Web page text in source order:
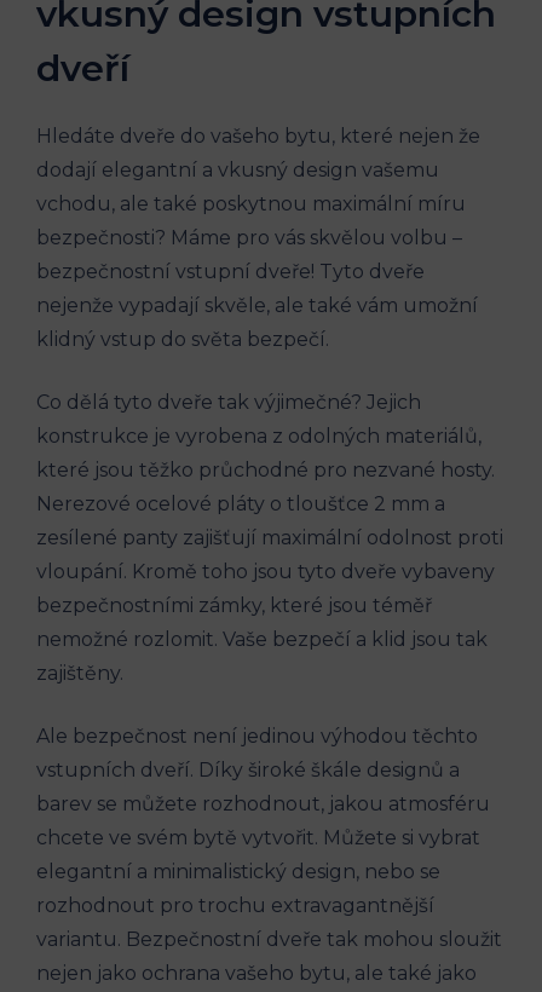
vkusný design vstupních
dveří
Hledáte dveře do vašeho bytu, které nejen že
dodají elegantní a vkusný design vašemu
vchodu, ale také poskytnou maximální míru
bezpečnosti? Máme pro vás skvělou volbu –
bezpečnostní vstupní dveře! Tyto dveře
nejenže vypadají skvěle, ale také vám umožní
klidný vstup do světa bezpečí.
Co dělá tyto dveře tak výjimečné? Jejich
konstrukce je vyrobena z odolných materiálů,
které jsou těžko průchodné pro nezvané hosty.
Nerezové ocelové pláty o tloušťce 2 mm a
zesílené panty zajišťují maximální odolnost proti
vloupání. Kromě toho jsou tyto dveře vybaveny
bezpečnostními zámky, které jsou téměř
nemožné rozlomit. Vaše bezpečí a klid jsou tak
zajištěny.
Ale bezpečnost není jedinou výhodou těchto
vstupních dveří. Díky široké škále designů a
barev se můžete rozhodnout, jakou atmosféru
chcete ve svém bytě vytvořit. Můžete si vybrat
elegantní a minimalistický design, nebo se
rozhodnout pro trochu extravagantnější
variantu. Bezpečnostní dveře tak mohou sloužit
nejen jako ochrana vašeho bytu, ale také jako